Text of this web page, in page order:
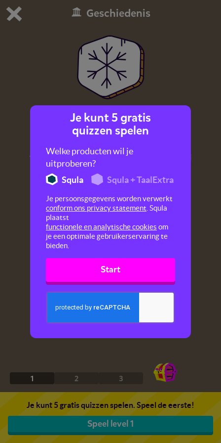
Dit is de gratis demo van Squla.
Bestel nu
0
Geschiedenis
De ijstijd
Neanderthalers waren al echte mensen die
typische mensendingen deden. Weet jij hoe zij
leefden? Test je kennis over de ijstijd.
1 2 3
Je kunt 5 gratis quizzen spelen. Speel de eerste!
Speel level 1
Je kunt 5 gratis
quizzen spelen
Welke producten wil je
uitproberen?
Squla
Squla + TaalExtra
Je persoonsgegevens worden verwerkt
conform ons privacy statement . Squla
plaatst
functionele en analytische cookies om
je een optimale gebruikerservaring te
bieden.
Start